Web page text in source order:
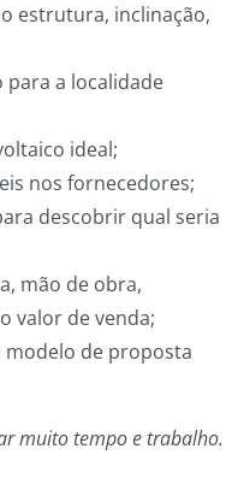
estrutura, inclinação,
a localidade
ideal;
nos fornecedores;
descobrir qual seria
mão de obra,
valor de venda;
de proposta
muito tempo e trabalho.